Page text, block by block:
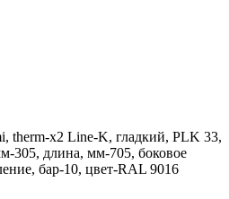
therm-x2 Line-K, гладкий, PLK 33,
305, длина, мм-705, боковое
бар-10, цвет-RAL 9016